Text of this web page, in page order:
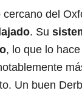
del
. Su
, lo que lo
Un buen